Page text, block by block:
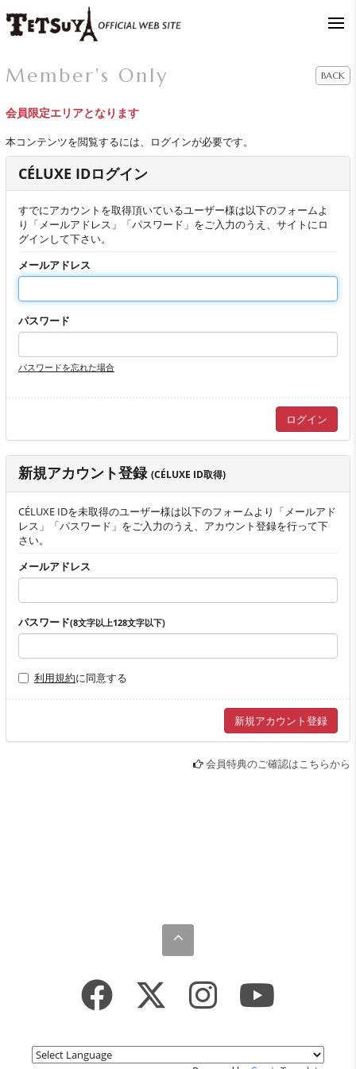
Member's Only BACK
会員限定エリアとなります
本コンテンツを閲覧するには、ログインが必要です。
CÉLUXE IDログイン
すでにアカウントを取得頂いているユーザー様は以下のフォームよ
り「メールアドレス」「パスワード」をご入力のうえ、サイトにロ
グインして下さい。
メールアドレス
パスワード
パスワードを忘れた場合
新規アカウント登録 (CÉLUXE ID取得)
CÉLUXE IDを未取得のユーザー様は以下のフォームより「メールアド
レス」「パスワード」をご入力のうえ、アカウント登録を行って下
さい。
メールアドレス
パスワード(8文字以上128文字以下)
利用規約に同意する
会員特典のご確認はこちらから